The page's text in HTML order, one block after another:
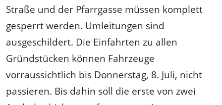
Straße und der Pfarrgasse müssen komplett
gesperrt werden. Umleitungen sind
ausgeschildert. Die Einfahrten zu allen
Gründstücken können Fahrzeuge
vorraussichtlich bis Donnerstag, 8. Juli, nicht
passieren. Bis dahin soll die erste von zwei